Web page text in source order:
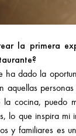
la primera
ha dado la
aquellas
cocina, puedo
lo que inspira mi
y familiares es